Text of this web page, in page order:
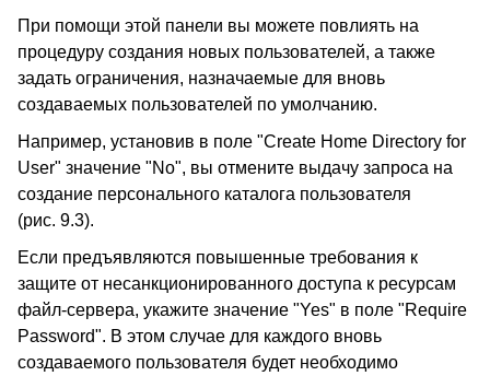
При помощи этой панели вы можете повлиять на
процедуру создания новых пользователей, а также
задать ограничения, назначаемые для вновь
создаваемых пользователей по умолчанию.
Например, установив в поле "Create Home Directory for
User" значение "No", вы отмените выдачу запроса на
создание персонального каталога пользователя
(рис. 9.3).
Если предъявляются повышенные требования к
защите от несанкционированного доступа к ресурсам
файл-сервера, укажите значение "Yes" в поле "Require
Password". В этом случае для каждого вновь
создаваемого пользователя будет необходимо